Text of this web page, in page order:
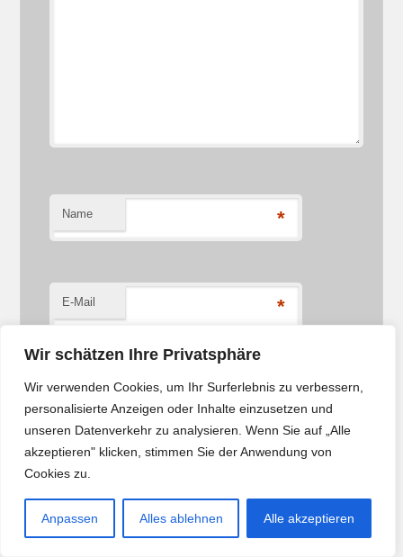
Wir schätzen Ihre Privatsphäre
Wir verwenden Cookies, um Ihr Surferlebnis zu verbessern,
personalisierte Anzeigen oder Inhalte einzusetzen und
unseren Datenverkehr zu analysieren. Wenn Sie auf „Alle
akzeptieren" klicken, stimmen Sie der Anwendung von
Cookies zu.
Anpassen Alles ablehnen Alle akzeptieren
Name *
E-Mail *
Website
Name, E-Mail-Adresse und Website in diesem Browser
für meinen nächsten Kommentar speichern.